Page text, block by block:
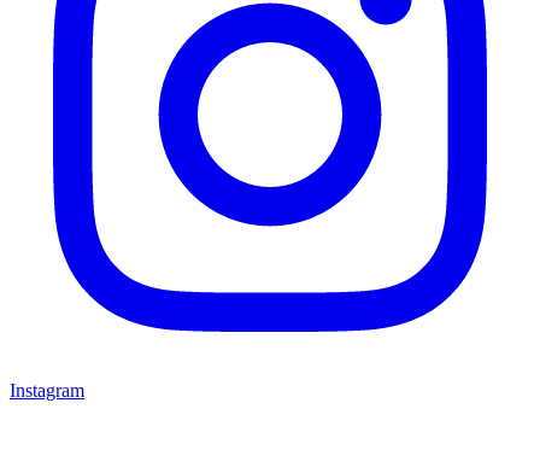
Instagram